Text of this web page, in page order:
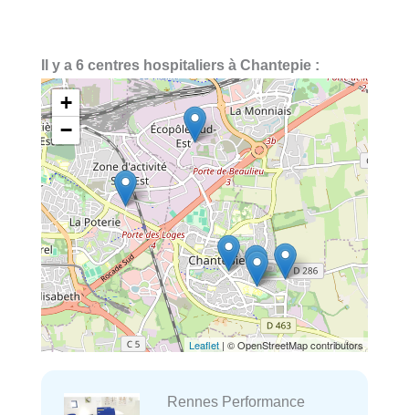
Il y a 6 centres hospitaliers à Chantepie :
+
−
Leaflet | © OpenStreetMap contributors
Rennes Performance